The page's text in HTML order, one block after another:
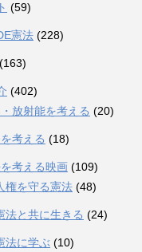
(59)
憲法 (228)
(402)
放射能を考える (20)
考える (18)
考える映画 (109)
権を守る憲法 (48)
法と共に生きる (24)
法に学ぶ (10)